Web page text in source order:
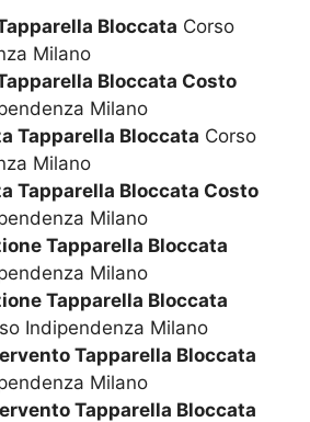
Bloccata Corso
Milano
Bloccata Costo
Milano
Tapparella Bloccata Corso
Milano
Tapparella Bloccata Costo
Milano
Tapparella Bloccata
Milano
Tapparella Bloccata
Indipendenza Milano
Tapparella Bloccata
Milano
Tapparella Bloccata